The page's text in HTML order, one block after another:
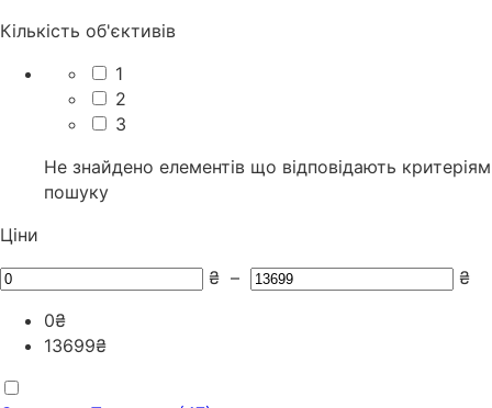
Кількість об'єктивів
1
2
3
Не знайдено елементів що відповідають критеріям
пошуку
Ціни
₴ –
₴
0₴
13699₴